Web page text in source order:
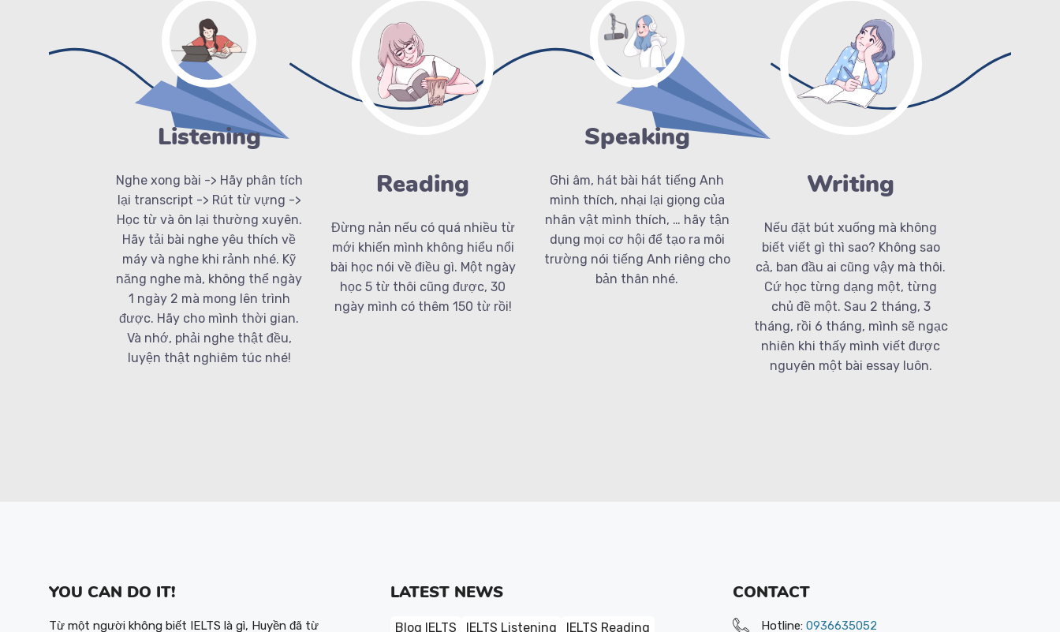
Listening
Nghe xong bài -> Hãy phân tích
lại transcript -> Rút từ vựng ->
Học từ và ôn lại thường xuyên.
Hãy tải bài nghe yêu thích về
máy và nghe khi rảnh nhé. Kỹ
năng nghe mà, không thể ngày
1 ngày 2 mà mong lên trình
được. Hãy cho mình thời gian.
Và nhớ, phải nghe thật đều,
luyện thật nghiêm túc nhé!
Reading
Đừng nản nếu có quá nhiều từ
mới khiến mình không hiểu nổi
bài học nói về điều gì. Một ngày
học 5 từ thôi cũng được, 30
ngày mình có thêm 150 từ rồi!
Speaking
Ghi âm, hát bài hát tiếng Anh
mình thích, nhại lại giọng của
nhân vật mình thích, … hãy tận
dụng mọi cơ hội để tạo ra môi
trường nói tiếng Anh riêng cho
bản thân nhé.
Writing
Nếu đặt bút xuống mà không
biết viết gì thì sao? Không sao
cả, ban đầu ai cũng vậy mà thôi.
Cứ học từng dạng một, từng
chủ đề một. Sau 2 tháng, 3
tháng, rồi 6 tháng, mình sẽ ngạc
nhiên khi thấy mình viết được
nguyên một bài essay luôn.
YOU CAN DO IT!
Từ một người không biết IELTS là gì, Huyền đã từ
LATEST NEWS
Blog IELTS IELTS Listening IELTS Reading
CONTACT
Hotline: 0936635052